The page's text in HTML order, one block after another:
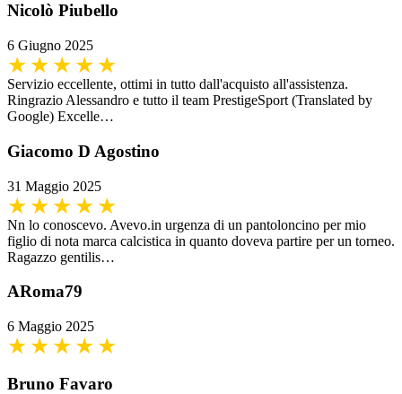
Nicolò Piubello
6 Giugno 2025
Servizio eccellente, ottimi in tutto dall'acquisto all'assistenza.
Ringrazio Alessandro e tutto il team PrestigeSport (Translated by
Google) Excelle…
Giacomo D Agostino
31 Maggio 2025
Nn lo conoscevo. Avevo.in urgenza di un pantoloncino per mio
figlio di nota marca calcistica in quanto doveva partire per un torneo.
Ragazzo gentilis…
ARoma79
6 Maggio 2025
Bruno Favaro